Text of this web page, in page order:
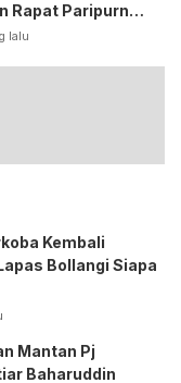
Rapat Paripurna
lalu
Kembali
Bollangi Siapa
Mantan Pj
Baharuddin